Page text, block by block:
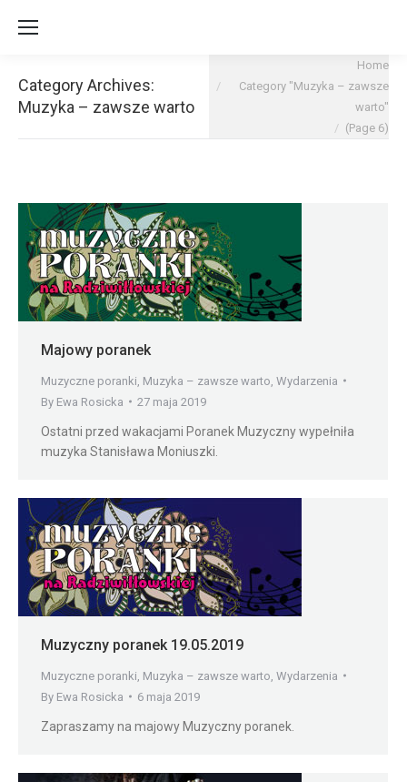
Category Archives:
Muzyka – zawsze warto
Home
Category "Muzyka – zawsze
warto"
(Page 6)
Majowy poranek
Muzyczne poranki Muzyka – zawsze warto Wydarzenia
By Ewa Rosicka 27 maja 2019
Ostatni przed wakacjami Poranek Muzyczny wypełniła
muzyka Stanisława Moniuszki.
Muzyczny poranek 19.05.2019
Muzyczne poranki Muzyka – zawsze warto Wydarzenia
By Ewa Rosicka 6 maja 2019
Zapraszamy na majowy Muzyczny poranek.